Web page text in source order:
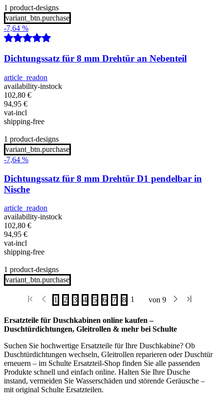
1 product-designs
variant_btn.purchase
-7,64 %
Dichtungssatz für 8 mm Drehtür an Nebenteil
article_readon
availability-instock
102,80 €
94,95 €
vat-incl
shipping-free
1 product-designs
variant_btn.purchase
-7,64 %
Dichtungssatz für 8 mm Drehtür D1 pendelbar in
Nische
article_readon
availability-instock
102,80 €
94,95 €
vat-incl
shipping-free
1 product-designs
variant_btn.purchase
Ersatzteile für Duschkabinen online kaufen –
Duschtürdichtungen, Gleitrollen & mehr bei Schulte
Suchen Sie hochwertige Ersatzteile für Ihre Duschkabine? Ob
Duschtürdichtungen wechseln, Gleitrollen reparieren oder Duschtür
erneuern – im Schulte Ersatzteil-Shop finden Sie alle passenden
Produkte schnell und einfach online. Halten Sie Ihre Dusche
instand, vermeiden Sie Wasserschäden und störende Geräusche –
mit original Schulte Ersatzteilen.